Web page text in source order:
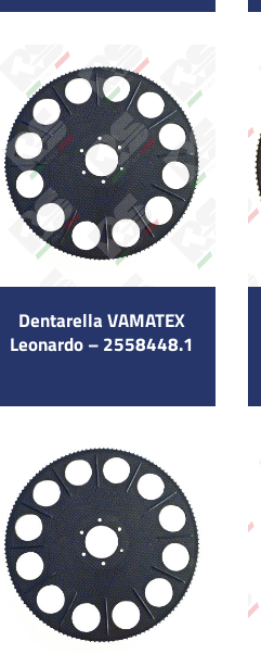
Dentarella VAMATEX
Leonardo – 2558448.1